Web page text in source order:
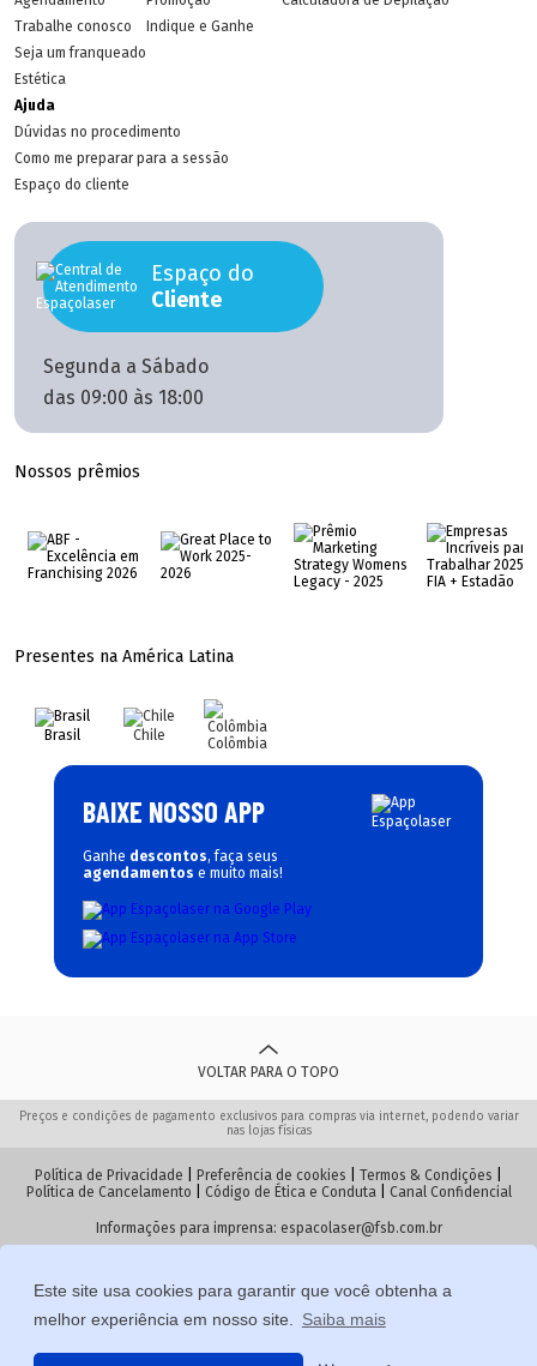
Este site usa cookies para garantir que você obtenha a
melhor experiência em nosso site. Saiba mais
Trabalhe conosco
Seja um franqueado
Estética
Indique e Ganhe
Ajuda
Dúvidas no procedimento
Como me preparar para a sessão
Espaço do cliente
Espaço do
Cliente
Segunda a Sábado
das 09:00 às 18:00
Nossos prêmios
Presentes na América Latina
Brasil Chile Colômbia
BAIXE NOSSO APP
Ganhe descontos, faça seus
agendamentos e muito mais!
VOLTAR PARA O TOPO
Preços e condições de pagamento exclusivos para compras via internet, podendo variar
nas lojas físicas
Política de Privacidade Preferência de cookies Termos & Condições
Política de Cancelamento
Código de Ética e Conduta| Canal Confidencial
Informações para imprensa: espacolaser@fsb.com.br
© 2026 Espaçolaser. Todos os direitos reservados